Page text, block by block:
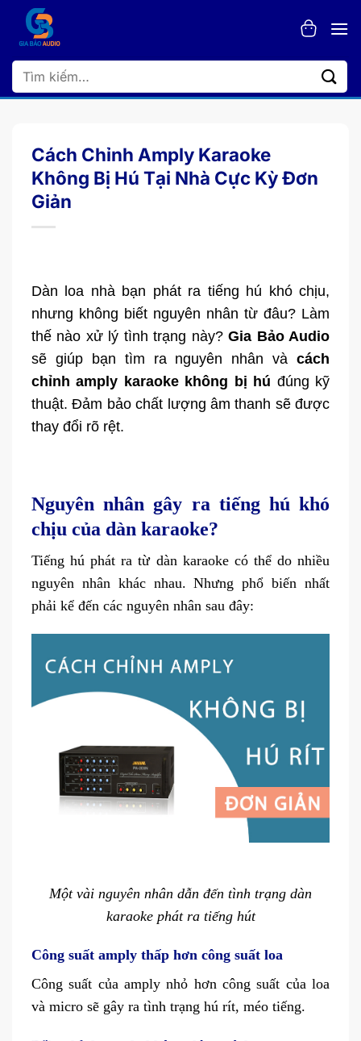
dung
Tìm
kiếm:
Cách Chỉnh Amply Karaoke
Không Bị Hú Tại Nhà Cực Kỳ Đơn
Giản
Dàn loa nhà bạn phát ra tiếng hú khó chịu,
nhưng không biết nguyên nhân từ đâu? Làm
thế nào xử lý tình trạng này?Gia Bảo Audio
sẽ giúp bạn tìm ra nguyên nhân và cách
chỉnh amply karaoke không bị hú đúng kỹ
thuật. Đảm bảo chất lượng âm thanh sẽ được
thay đổi rõ rệt.
Nguyên nhân gây ra tiếng hú khó
chịu của dàn karaoke?
Tiếng hú phát ra từ dàn karaoke có thể do nhiều
nguyên nhân khác nhau. Nhưng phổ biến nhất
phải kể đến các nguyên nhân sau đây:
Một vài nguyên nhân dẫn đến tình trạng dàn
karaoke phát ra tiếng hút
Công suất amply thấp hơn công suất loa
Công suất của amply nhỏ hơn công suất của loa
và micro sẽ gây ra tình trạng hú rít, méo tiếng.